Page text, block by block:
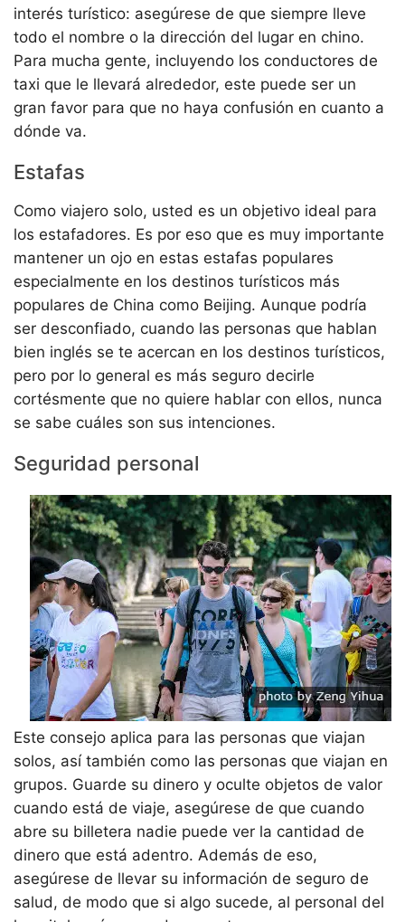
interés turístico: asegúrese de que siempre lleve
todo el nombre o la dirección del lugar en chino.
Para mucha gente, incluyendo los conductores de
taxi que le llevará alrededor, este puede ser un
gran favor para que no haya confusión en cuanto a
dónde va.
Estafas
Como viajero solo, usted es un objetivo ideal para
los estafadores. Es por eso que es muy importante
mantener un ojo en estas estafas populares
especialmente en los destinos turísticos más
populares de China como Beijing. Aunque podría
ser desconfiado, cuando las personas que hablan
bien inglés se te acercan en los destinos turísticos,
pero por lo general es más seguro decirle
cortésmente que no quiere hablar con ellos, nunca
se sabe cuáles son sus intenciones.
Seguridad personal
Este consejo aplica para las personas que viajan
solos, así también como las personas que viajan en
grupos. Guarde su dinero y oculte objetos de valor
cuando está de viaje, asegúrese de que cuando
abre su billetera nadie puede ver la cantidad de
dinero que está adentro. Además de eso,
asegúrese de llevar su información de seguro de
salud, de modo que si algo sucede, al personal del